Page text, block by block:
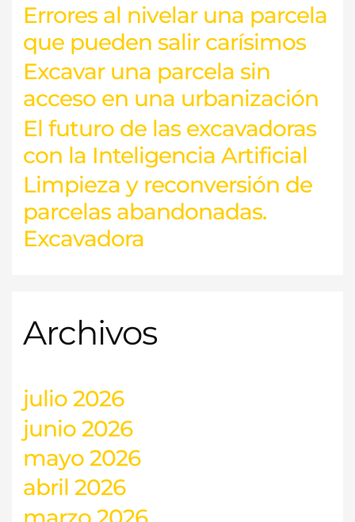
Errores al nivelar una parcela
que pueden salir carísimos
Excavar una parcela sin
acceso en una urbanización
El futuro de las excavadoras
con la Inteligencia Artificial
Limpieza y reconversión de
parcelas abandonadas.
Excavadora
Archivos
julio 2026
junio 2026
mayo 2026
abril 2026